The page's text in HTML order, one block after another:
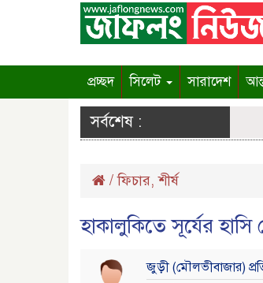
প্রচ্ছদ সিলেট সারাদেশ
সর্বশেষ :
/ফিচার,শীর্ষ
হাকালুকিতে সূর্যের
জুড়ী (মৌলভীবাজার)